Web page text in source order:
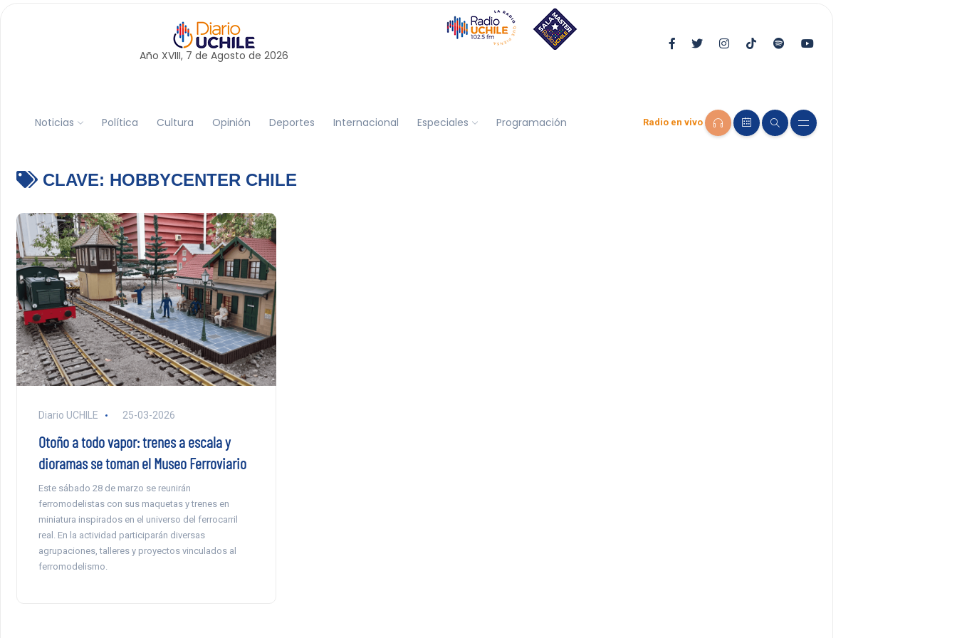
Año XVIII, 7 de Agosto de 2026
Noticias Política Cultura Opinión Deportes Internacional Especiales Programación Radio en vivo
CLAVE: HOBBYCENTER CHILE
Diario UCHILE 25-03-2026
Otoño a todo vapor: trenes a escala y
dioramas se toman el Museo Ferroviario
Este sábado 28 de marzo se reunirán
ferromodelistas con sus maquetas y trenes en
miniatura inspirados en el universo del ferrocarril
real. En la actividad participarán diversas
agrupaciones, talleres y proyectos vinculados al
ferromodelismo.